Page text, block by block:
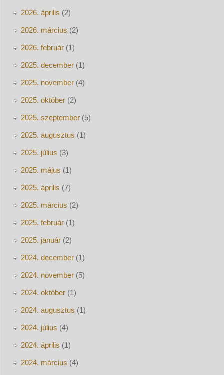
2026. április (2)
2026. március (2)
2026. február(1)
2025. december(1)
2025. november(4)
2025. október(2)
2025. szeptember(5)
2025. augusztus (1)
2025. július (3)
2025. május (1)
2025. április (7)
2025. március (2)
2025. február(1)
2025. január(2)
2024. december(1)
2024. november(5)
2024. október(1)
2024. augusztus (1)
2024. július (4)
2024. április (1)
2024. március (4)